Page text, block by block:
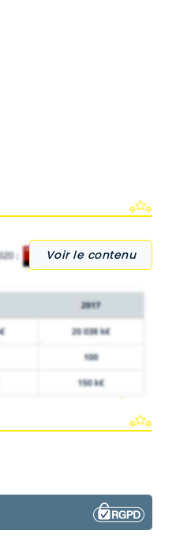
Voir le contenu